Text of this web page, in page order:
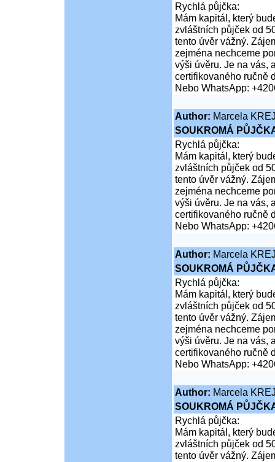
Rychlá půjčka:
Mám kapitál, který
zvláštních půjček od
tento úvěr vážný.
zejména nechceme
výši úvěru. Je na vás,
certifikovaného ručně
Nebo WhatsApp:
Author: Marcela
SOUKROMÁ
Rychlá půjčka:
Mám kapitál, který
zvláštních půjček od
tento úvěr vážný.
zejména nechceme
výši úvěru. Je na vás,
certifikovaného ručně
Nebo WhatsApp:
Author: Marcela
SOUKROMÁ
Rychlá půjčka:
Mám kapitál, který
zvláštních půjček od
tento úvěr vážný.
zejména nechceme
výši úvěru. Je na vás,
certifikovaného ručně
Nebo WhatsApp:
Author: Marcela
SOUKROMÁ
Rychlá půjčka:
Mám kapitál, který
zvláštních půjček od
tento úvěr vážný.